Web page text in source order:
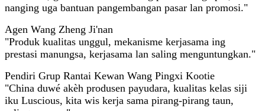
nanging uga bantuan pangembangan pasar lan promosi."
Agen Wang Zheng Ji'nan
"Produk kualitas unggul, mekanisme kerjasama ing
prestasi manungsa, kerjasama lan saling menguntungkan."
Pendiri Grup Rantai Kewan Wang Pingxi Kootie
"China duwé akèh produsen payudara, kualitas kelas siji
iku Luscious, kita wis kerja sama pirang-pirang taun,